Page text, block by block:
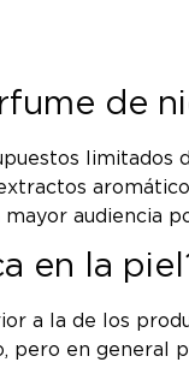
de
audiencia
en la
a la de los
en general